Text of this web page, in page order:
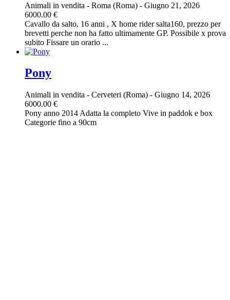
Animali in vendita - Roma (Roma) - Giugno 21, 2026
6000.00 €
Cavallo da salto, 16 anni , X home rider salta160, prezzo per
brevetti perche non ha fatto ultimamente GP. Possibile x prova
subito Fissare un orario ...
Pony
Animali in vendita - Cerveteri (Roma) - Giugno 14, 2026
6000.00 €
Pony anno 2014 Adatta la completo Vive in paddok e box
Categorie fino a 90cm